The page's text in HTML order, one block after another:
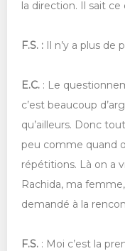
la direction. Il sait ce
F.S. : Il n’y a plus de
E.C. : Le
c’est beaucoup
qu’ailleurs. Donc
peu comme quand
répétitions. Là on a
Rachida, ma
demandé à la
F.S. : Moi c’est la